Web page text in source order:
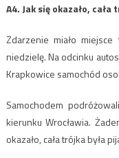
A4. Jak się okazało,
Zdarzenie miało
niedzielę. Na odcinku
Krapkowice samochód
Samochodem
kierunku Wrocławia.
okazało, cała trójka była